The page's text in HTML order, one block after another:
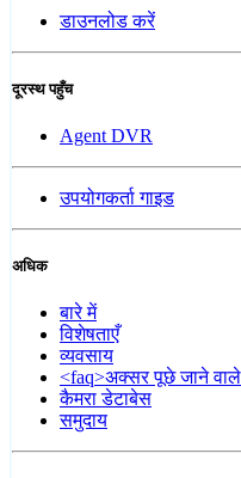
डाउनलोड करें
दूरस्थ पहुँच
Agent DVR
उपयोगकर्ता गाइड
अधिक
बारे में
विशेषताएँ
व्यवसाय
<faq>अक्सर पूछे जाने
कैमरा डेटाबेस
समुदाय